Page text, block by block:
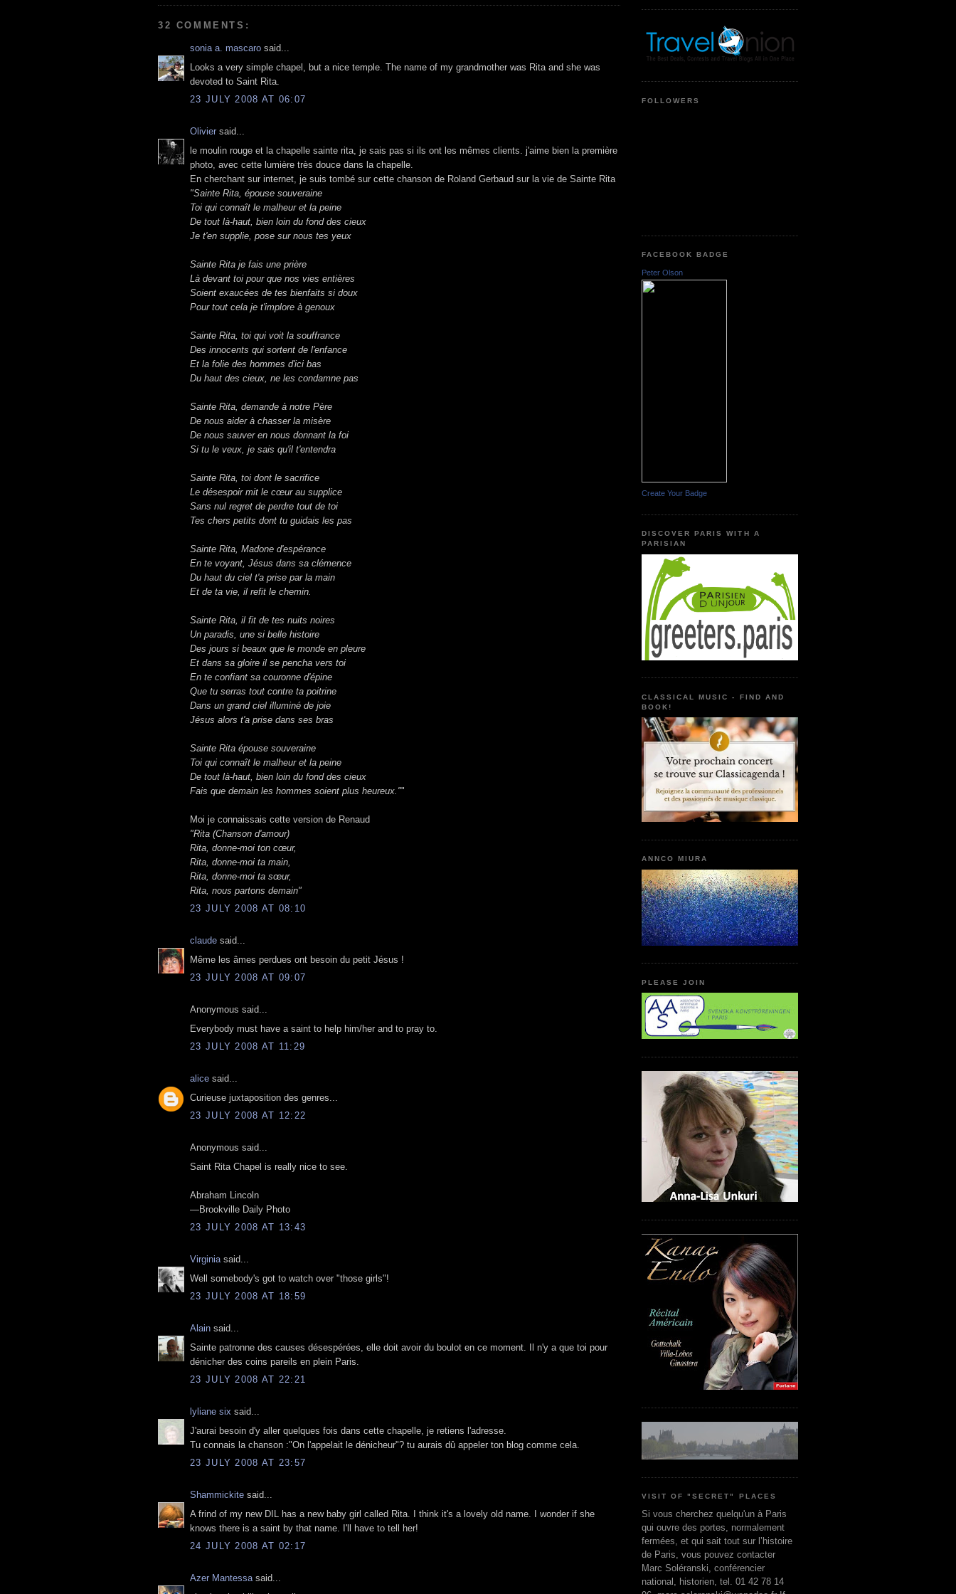
32 COMMENTS:
sonia a. mascaro said...
Looks a very simple chapel, but a nice temple. The name of my grandmother was Rita and she was
devoted to Saint Rita.
23 JULY 2008 AT 06:07
Olivier said...
le moulin rouge et la chapelle sainte rita, je sais pas si ils ont les mêmes clients. j'aime bien la première
photo, avec cette lumière très douce dans la chapelle.
En cherchant sur internet, je suis tombé sur cette chanson de Roland Gerbaud sur la vie de Sainte Rita
"Sainte Rita, épouse souveraine
Toi qui connaît le malheur et la peine
De tout là-haut, bien loin du fond des cieux
Je t'en supplie, pose sur nous tes yeux
Sainte Rita je fais une prière
Là devant toi pour que nos vies entières
Soient exaucées de tes bienfaits si doux
Pour tout cela je t'implore à genoux
Sainte Rita, toi qui voit la souffrance
Des innocents qui sortent de l'enfance
Et la folie des hommes d'ici bas
Du haut des cieux, ne les condamne pas
Sainte Rita, demande à notre Père
De nous aider à chasser la misère
De nous sauver en nous donnant la foi
Si tu le veux, je sais qu'il t'entendra
Sainte Rita, toi dont le sacrifice
Le désespoir mit le cœur au supplice
Sans nul regret de perdre tout de toi
Tes chers petits dont tu guidais les pas
Sainte Rita, Madone d'espérance
En te voyant, Jésus dans sa clémence
Du haut du ciel t'a prise par la main
Et de ta vie, il refit le chemin.
Sainte Rita, il fit de tes nuits noires
Un paradis, une si belle histoire
Des jours si beaux que le monde en pleure
Et dans sa gloire il se pencha vers toi
En te confiant sa couronne d'épine
Que tu serras tout contre ta poitrine
Dans un grand ciel illuminé de joie
Jésus alors t'a prise dans ses bras
Sainte Rita épouse souveraine
Toi qui connaît le malheur et la peine
De tout là-haut, bien loin du fond des cieux
Fais que demain les hommes soient plus heureux.""
Moi je connaissais cette version de Renaud
"Rita (Chanson d'amour)
Rita, donne-moi ton cœur,
Rita, donne-moi ta main,
Rita, donne-moi ta sœur,
Rita, nous partons demain"
23 JULY 2008 AT 08:10
claude said...
Même les âmes perdues ont besoin du petit Jésus !
23 JULY 2008 AT 09:07
Anonymous said...
Everybody must have a saint to help him/her and to pray to.
23 JULY 2008 AT 11:29
alice said...
Curieuse juxtaposition des genres...
23 JULY 2008 AT 12:22
Anonymous said...
Saint Rita Chapel is really nice to see.
Abraham Lincoln
—Brookville Daily Photo
23 JULY 2008 AT 13:43
Virginiasaid...
Well somebody's got to watch over "those girls"!
23 JULY 2008 AT 18:59
Alain said...
Sainte patronne des causes désespérées, elle doit avoir du boulot en ce moment. Il n'y a que toi pour
dénicher des coins pareils en plein Paris.
23 JULY 2008 AT 22:21
lyliane six said...
J'aurai besoin d'y aller quelques fois dans cette chapelle, je retiens l'adresse.
Tu connais la chanson :"On l'appelait le dénicheur"? tu aurais dû appeler ton blog comme cela.
23 JULY 2008 AT 23:57
Shammickite said...
A frind of my new DIL has a new baby girl called Rita. I think it's a lovely old name. I wonder if she
knows there is a saint by that name. I'll have to tell her!
24 JULY 2008 AT 02:17
Azer Mantessasaid...
FOLLOWERS
FACEBOOK BADGE
Peter Olson
Create Your Badge
DISCOVER PARIS WITH A
PARISIAN
CLASSICAL MUSIC - FIND AND
BOOK!
ANNCO MIURA
PLEASE JOIN
VISIT OF "SECRET" PLACES
Si vous cherchez quelqu'un à Paris
qui ouvre des portes, normalement
fermées, et qui sait tout sur l’histoire
de Paris, vous pouvez contacter
Marc Soléranski, conférencier
national, historien, tel. 01 42 78 14